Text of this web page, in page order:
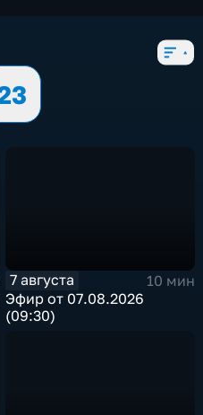
7 августа
10 мин
Эфир от 07.08.2026
(09:30)